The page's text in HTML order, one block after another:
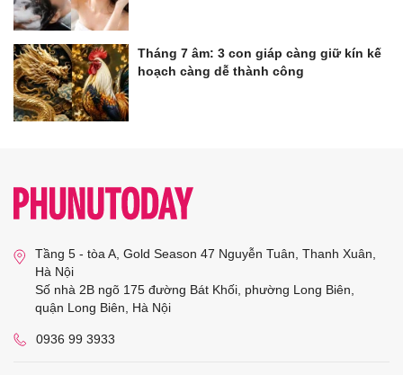
Tháng 7 âm: 3 con giáp càng giữ kín kế
hoạch càng dễ thành công
Tầng 5 - tòa A, Gold Season 47 Nguyễn Tuân, Thanh Xuân,
Hà Nội
Số nhà 2B ngõ 175 đường Bát Khối, phường Long Biên,
quận Long Biên, Hà Nội
0936 99 3933